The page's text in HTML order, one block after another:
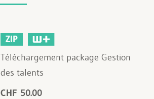
ZIP
Téléchargement package Gestion
des talents
CHF 50.00